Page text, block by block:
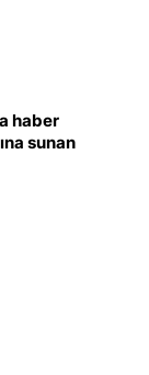
haber
sunan